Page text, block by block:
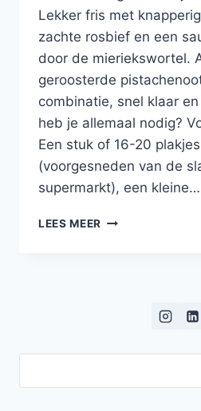
Lekker fris met
zachte rosbief en een
door de mieriekswortel.
geroosterde
combinatie, snel klaar
heb je allemaal nodig?
Een stuk of 16-20
(voorgesneden van de
supermarkt), een kleine…
LEES MEER BONBON